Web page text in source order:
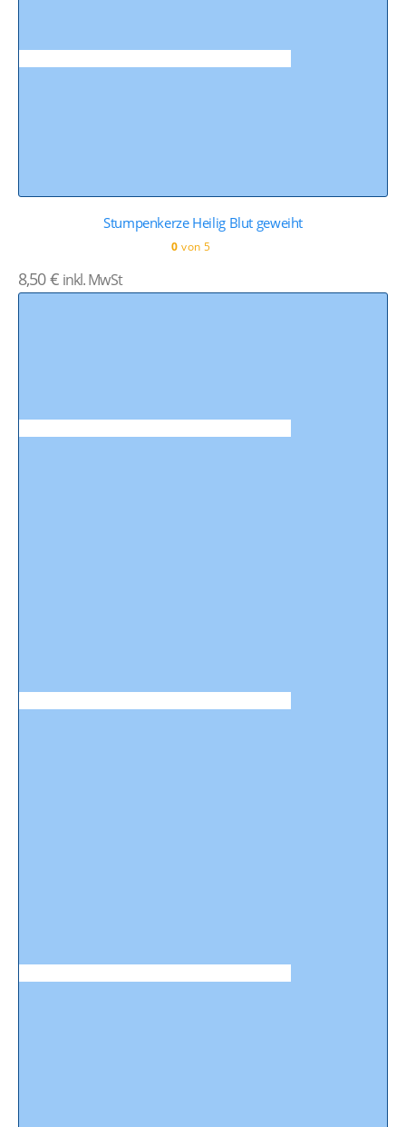
Stumpenkerze Heilig Blut geweiht
0 von 5
8,50€ inkl. MwSt